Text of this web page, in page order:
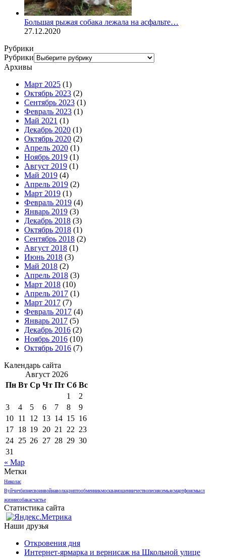
Большая рыжая собака лежала на асфальте…
27.12.2020
Рубрики
Рубрики
Архивы
Март 2025 (1)
Октябрь 2023 (2)
Сентябрь 2023 (1)
Февраль 2023 (1)
Май 2021 (1)
Декабрь 2020 (1)
Октябрь 2020 (2)
Апрель 2020 (1)
Ноябрь 2019 (1)
Август 2019 (1)
Май 2019 (4)
Апрель 2019 (2)
Март 2019 (1)
Февраль 2019 (4)
Январь 2019 (3)
Декабрь 2018 (3)
Октябрь 2018 (1)
Сентябрь 2018 (2)
Август 2018 (1)
Июнь 2018 (3)
Май 2018 (2)
Апрель 2018 (3)
Март 2018 (10)
Апрель 2017 (1)
Март 2017 (7)
Февраль 2017 (4)
Январь 2017 (5)
Декабрь 2016 (2)
Ноябрь 2016 (10)
Октябрь 2016 (7)
Календарь сайта
Август 2026
Пн Вт Ср Чт Пт Сб Вс
1
2
3
4 5 6 7 8
9
10 11 12 13 14 15 16
17 18 19 20 21 22 23
24 25 26 27 28 29 30
31
« Мар
Метки
Николас
Вуйчичбизнесвоинвойнаволккриптообменникмосквамошенничествопеснясемьясмартфонсмысл
жизнисобакасчастье
Статистика сайта
Наши друзья
Откровения дня
Интернет-ярмарка и вернисаж на Школьной улице